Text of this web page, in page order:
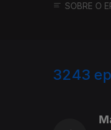
SOBRE O
3243